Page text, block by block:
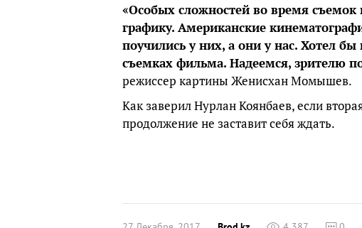
«Особых сложностей во время
графику. Американские
поучились у них, а они у нас. Хотел бы
съемках фильма. Надеемся, зрителю
режиссер картины Женисхан Момышев.
Как заверил Нурлан Коянбаев, если
продолжение не заставит себя ждать.